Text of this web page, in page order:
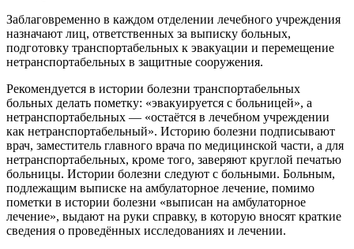
Заблаговременно в каждом отделении лечебного учреждения
назначают лиц, ответственных за выписку больных,
подготовку транспортабельных к эвакуации и перемещение
нетранспортабельных в защитные сооружения.
Рекомендуется в истории болезни транспортабельных
больных делать пометку: «эвакуируется с больницей», а
нетранспортабельных — «остаётся в лечебном учреждении
как нетранспортабельный». Историю болезни подписывают
врач, заместитель главного врача по медицинской части, а для
нетранспортабельных, кроме того, заверяют круглой печатью
больницы. Истории болезни следуют с больными. Больным,
подлежащим выписке на амбулаторное лечение, помимо
пометки в истории болезни «выписан на амбулаторное
лечение», выдают на руки справку, в которую вносят краткие
сведения о проведённых исследованиях и лечении.